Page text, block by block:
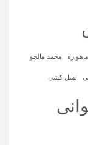
ماهواره‌ محمد مالجو
نسل کشی